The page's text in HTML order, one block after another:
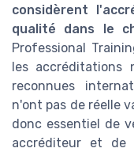
considèrent
qualité dans le
Professional
les accréditations
reconnues
n'ont pas de réelle
donc essentiel de
accréditeur et de